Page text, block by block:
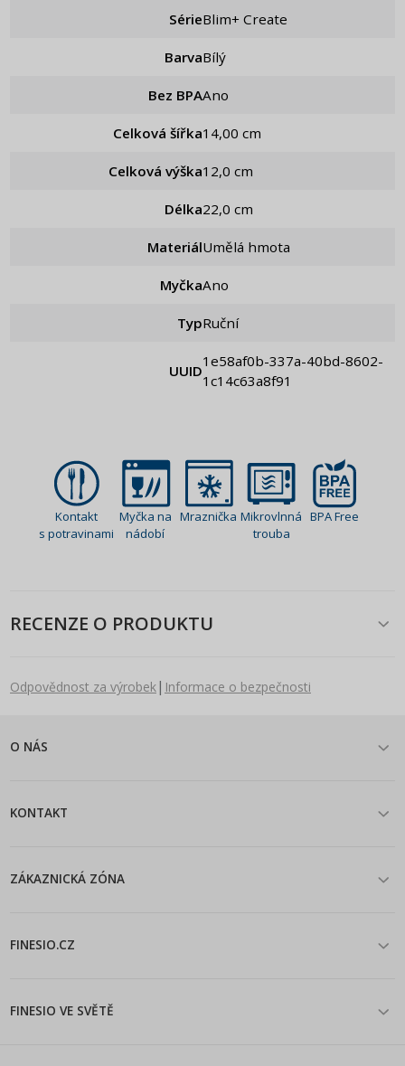
Série Blim+ Create
Barva Bílý
Bez BPA Ano
Celková šířka 14,00 cm
Celková výška 12,0 cm
Délka 22,0 cm
Materiál Umělá hmota
Myčka Ano
Typ Ruční
UUID
1e58af0b-337a-40bd-8602-
1c14c63a8f91
Kontakt
s potravinami
Myčka na
nádobí
Mraznička Mikrovlnná
trouba
BPA Free
RECENZE O PRODUKTU
Odpovědnost za výrobek| Informace o bezpečnosti
O NÁS
KONTAKT
ZÁKAZNICKÁ ZÓNA
FINESIO.CZ
FINESIO VE SVĚTĚ